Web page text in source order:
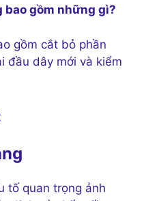
bao gồm những gì?
gồm cắt bỏ phần
đầu dây mới và kiểm
tố quan trọng ảnh